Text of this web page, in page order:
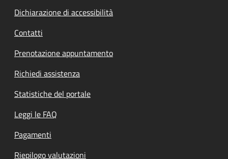
Dichiarazione di accessibilità
Contatti
Prenotazione appuntamento
Richiedi assistenza
Statistiche del portale
Leggi le FAQ
Pagamenti
Riepilogo valutazioni